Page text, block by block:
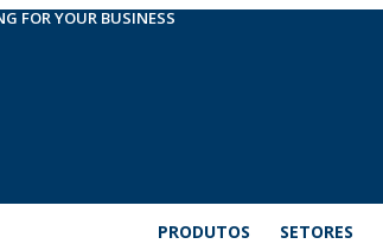
FOR YOUR BUSINESS
PRODUTOS SETORES